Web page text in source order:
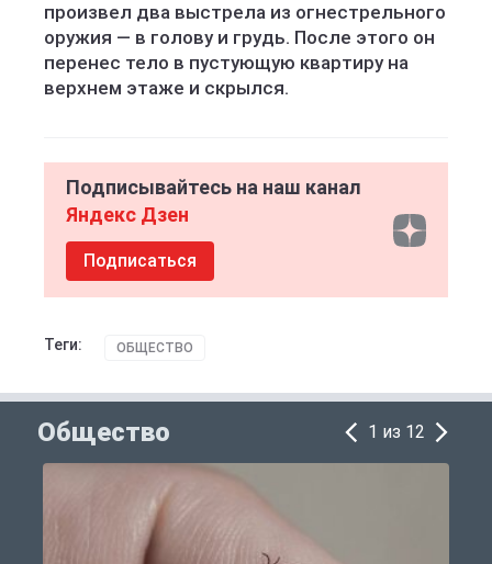
произвел два выстрела из огнестрельного
оружия — в голову и грудь. После этого он
перенес тело в пустующую квартиру на
верхнем этаже и скрылся.
Подписывайтесь на наш канал
Яндекс Дзен
Подписаться
Теги: ОБЩЕСТВО
Общество 1 из 12